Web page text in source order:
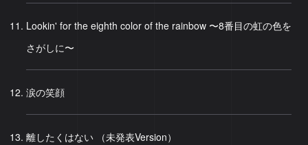
Lookin' for the eighth color of the rainbow 〜8番目の虹の色を
さがしに〜
涙の笑顔
離したくはない （未発表Version）